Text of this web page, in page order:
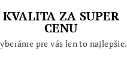
KVALITA ZA SUPER
CENU
pre vás len to najlepšie.